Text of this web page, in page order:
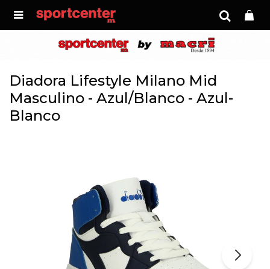

Diadora Lifestyle Milano Mid
Masculino - Azul/Blanco - Azul-
Blanco